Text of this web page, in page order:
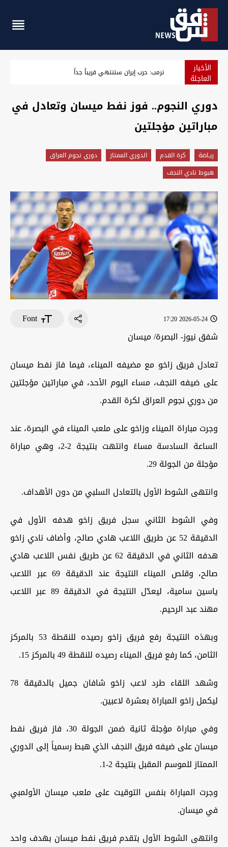
الأخبار
العاجلة انفجاران جنوبي إيران وقاليباف: هجوم ضخم قادم
‏دوري النجوم.. فوز نفط ميسان وتعادل في
مباراتين مؤجلتين
ريـاضة كرة القدم الدوري الممتاز
دوري نجوم العراق
هبوط نادي النجف
2026-05-24 17:20
Font
شفق نيوز- البصرة/ ميسان
‏تعادل فريق زاخو مع مضيفه الميناء، فيما فاز نفط ميسان
على ضيفه النجف، مساء اليوم الأحد، في مباراتين مؤجلتين
من دوري نجوم العراق لكرة القدم.
و‏جرت مباراة الميناء وزاخو على ملعب الميناء في البصرة، عند
الساعة السادسة مساءً وانتهت بنتيجة 2-2، وهي مباراة
مؤجلة من الجولة 29.
و‏انتهى الشوط الأول بالتعادل السلبي من دون الأهداف.
‏وفي الشوط الثاني سجل فريق زاخو هدفه الأول في
الدقيقة 52 عن طريق اللاعب هادي صالح، وأضاف نادي زاخو
هدفه الثاني في الدقيقة 62 عن طريق نفس اللاعب هادي
صالح، وقلص الميناء النتيجة عند الدقيقة 69 عبر اللاعب
ياسين سامية، ليعدّل النتيجة في الدقيقة 89 عبر اللاعب
مهند عبد الرحيم.
‏وبهذه النتيجة رفع فريق زاخو رصيده للنقطة 53 بالمركز
الثامن، كما رفع فريق الميناء رصيده للنقطة 49 بالمركز 15.
وشهد اللقاء طرد لاعب زاخو شافان جميل بالدقيقة 78
ليكمل زاخو المباراة بعشرة لاعبين.
وفي مباراة مؤجلة ثانية ضمن الجولة 30، فاز فريق نفط
ميسان على ضيفه فريق النجف الذي هبط رسمياً إلى الدوري
الممتاز للموسم المقبل بنتيجة 2-1.
و‏جرت المباراة بنفس التوقيت على ملعب ميسان الأولمبي
في ميسان.
و‏انتهى الشوط الأول بتقدم فريق نفط ميسان بهدف واحد